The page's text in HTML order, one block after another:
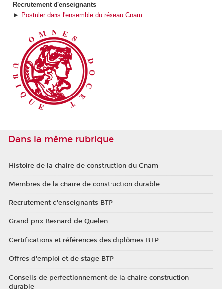
Recrutement d'enseignants
► Postuler dans l'ensemble du réseau Cnam
Dans la même rubrique
Histoire de la chaire de construction du Cnam
Membres de la chaire de construction durable
Recrutement d'enseignants BTP
Grand prix Besnard de Quelen
Certifications et références des diplômes BTP
Offres d'emploi et de stage BTP
Conseils de perfectionnement de la chaire construction
durable